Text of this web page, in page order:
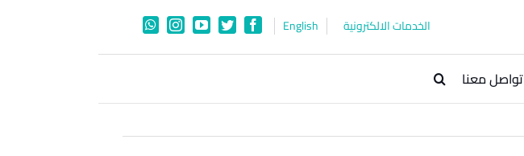
الخدمات الالكترونية English
Facebook
Twitter
YouTube
Instagram
WhatsApp
تواصل معنا